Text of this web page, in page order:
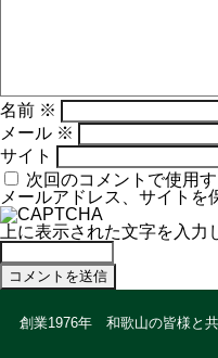
名前 ※
メール ※
サイト
次回のコメントで使用
メールアドレス、サイトを
上に表示された文字を入力
創業1976年 和歌山の皆様と共